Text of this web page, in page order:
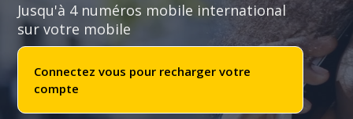
Jusqu'à 4 numéros mobile international
sur votre mobile
Connectez vous pour recharger votre
compte